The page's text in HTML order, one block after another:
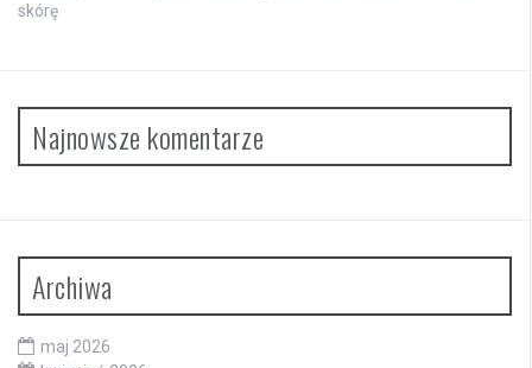
skórę
Najnowsze komentarze
Archiwa
maj 2026